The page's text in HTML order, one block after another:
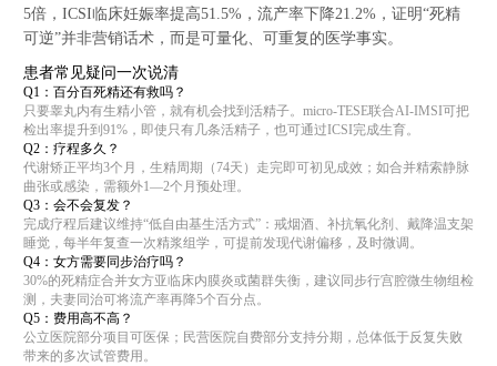
5倍，ICSI临床妊娠率提高51.5%，流产率下降21.2%，证明“死精
可逆”并非营销话术，而是可量化、可重复的医学事实。
患者常见疑问一次说清
Q1：百分百死精还有救吗？
只要睾丸内有生精小管，就有机会找到活精子。micro-TESE联合AI-IMSI可把
检出率提升到91%，即使只有几条活精子，也可通过ICSI完成生育。
Q2：疗程多久？
代谢矫正平均3个月，生精周期（74天）走完即可初见成效；如合并精索静脉
曲张或感染，需额外1—2个月预处理。
Q3：会不会复发？
完成疗程后建议维持“低自由基生活方式”：戒烟酒、补抗氧化剂、戴降温支架
睡觉，每半年复查一次精浆组学，可提前发现代谢偏移，及时微调。
Q4：女方需要同步治疗吗？
30%的死精症合并女方亚临床内膜炎或菌群失衡，建议同步行宫腔微生物组检
测，夫妻同治可将流产率再降5个百分点。
Q5：费用高不高？
公立医院部分项目可医保；民营医院自费部分支持分期，总体低于反复失败
带来的多次试管费用。